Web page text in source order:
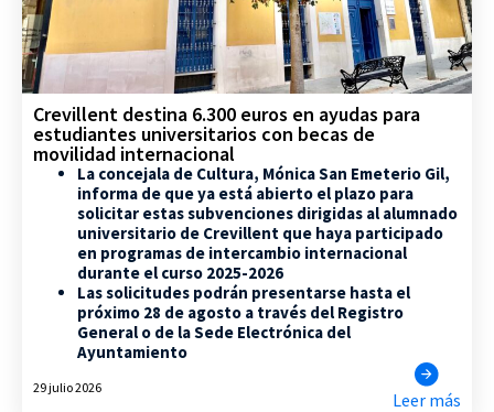
Crevillent destina 6.300 euros en ayudas para
estudiantes universitarios con becas de
movilidad internacional
La concejala de Cultura, Mónica San Emeterio Gil,
informa de que ya está abierto el plazo para
solicitar estas subvenciones dirigidas al alumnado
universitario de Crevillent que haya participado
en programas de intercambio internacional
durante el curso 2025-2026
Las solicitudes podrán presentarse hasta el
próximo 28 de agosto a través del Registro
General o de la Sede Electrónica del
Ayuntamiento
29 julio 2026
Leer más